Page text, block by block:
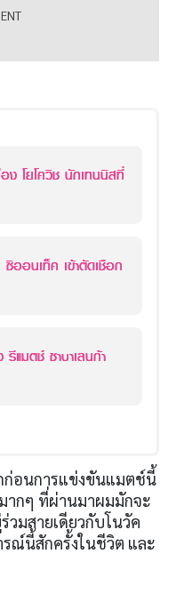
ง โยโควิช นักเทนนิสที่
ซิออนเท็ค เข้าตัดเชือก
รีแมตช์ ซาบาเลนก้า
ก่อนการแข่งขันแมตช์นี้
ากๆ ที่ผ่านมาผมมักจะ
วมสายเดียวกับโนวัค
ณ์นี้สักครั้งในชีวิต และ